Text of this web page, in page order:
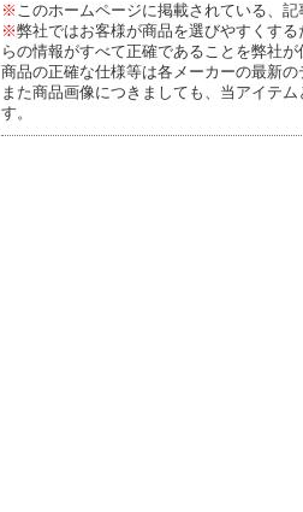
※ このホームページに掲載されている、
※弊社ではお客様が商品を選びやすくす
らの情報がすべて正確であることを弊社が
商品の正確な仕様等は各メーカーの最新
また商品画像につきましても、当アイテ
す。